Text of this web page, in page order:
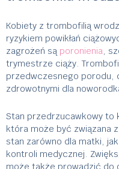
Kobiety z trombofilią
ryzykiem powikłań
zagrożeń są poronienia ,
trymestrze ciąży.
przedwczesnego porodu,
zdrowotnymi dla
Stan przedrzucawkowy to
która może być związana
stan zarówno dla matki,
kontroli medycznej.
może także prowadzić do